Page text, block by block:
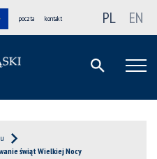
poczta kontakt PL EN
świąt Wielkiej Nocy